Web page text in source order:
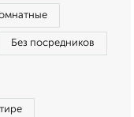
Без посредников